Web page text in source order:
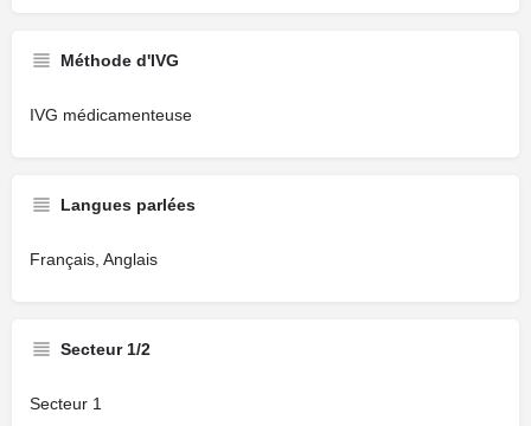
Méthode d'IVG
IVG médicamenteuse
Langues parlées
Français, Anglais
Secteur 1/2
Secteur 1